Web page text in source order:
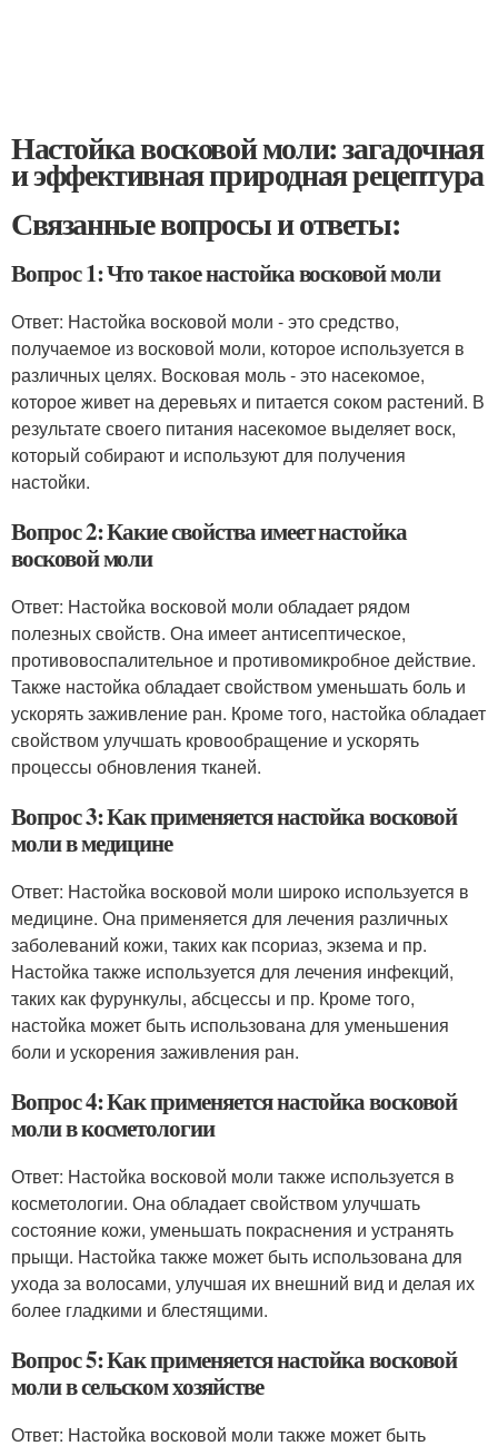
Настойка восковой моли: загадочная
и эффективная природная рецептура
Связанные вопросы и ответы:
Вопрос 1: Что такое настойка восковой моли
Ответ: Настойка восковой моли - это средство,
получаемое из восковой моли, которое используется в
различных целях. Восковая моль - это насекомое,
которое живет на деревьях и питается соком растений. В
результате своего питания насекомое выделяет воск,
который собирают и используют для получения
настойки.
Вопрос 2: Какие свойства имеет настойка
восковой моли
Ответ: Настойка восковой моли обладает рядом
полезных свойств. Она имеет антисептическое,
противовоспалительное и противомикробное действие.
Также настойка обладает свойством уменьшать боль и
ускорять заживление ран. Кроме того, настойка обладает
свойством улучшать кровообращение и ускорять
процессы обновления тканей.
Вопрос 3: Как применяется настойка восковой
моли в медицине
Ответ: Настойка восковой моли широко используется в
медицине. Она применяется для лечения различных
заболеваний кожи, таких как псориаз, экзема и пр.
Настойка также используется для лечения инфекций,
таких как фурункулы, абсцессы и пр. Кроме того,
настойка может быть использована для уменьшения
боли и ускорения заживления ран.
Вопрос 4: Как применяется настойка восковой
моли в косметологии
Ответ: Настойка восковой моли также используется в
косметологии. Она обладает свойством улучшать
состояние кожи, уменьшать покраснения и устранять
прыщи. Настойка также может быть использована для
ухода за волосами, улучшая их внешний вид и делая их
более гладкими и блестящими.
Вопрос 5: Как применяется настойка восковой
моли в сельском хозяйстве
Ответ: Настойка восковой моли также может быть